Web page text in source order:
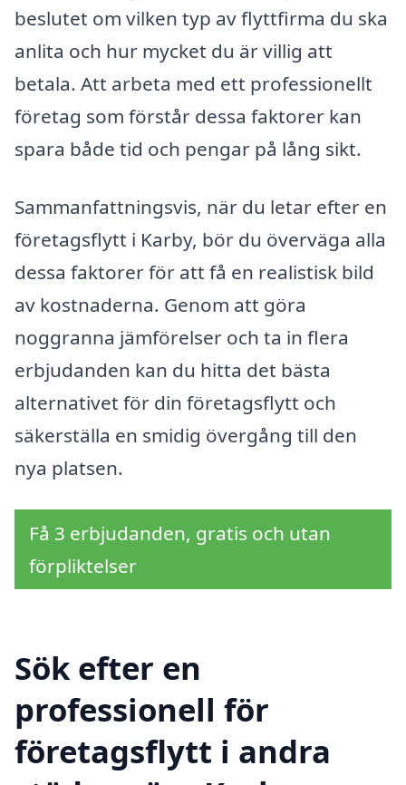
beslutet om vilken typ av flyttfirma du ska
anlita och hur mycket du är villig att
betala. Att arbeta med ett professionellt
företag som förstår dessa faktorer kan
spara både tid och pengar på lång sikt.
Sammanfattningsvis, när du letar efter en
företagsflytt i Karby, bör du överväga alla
dessa faktorer för att få en realistisk bild
av kostnaderna. Genom att göra
noggranna jämförelser och ta in flera
erbjudanden kan du hitta det bästa
alternativet för din företagsflytt och
säkerställa en smidig övergång till den
nya platsen.
Få 3 erbjudanden, gratis och utan
förpliktelser
Sök efter en
professionell för
företagsflytt i andra